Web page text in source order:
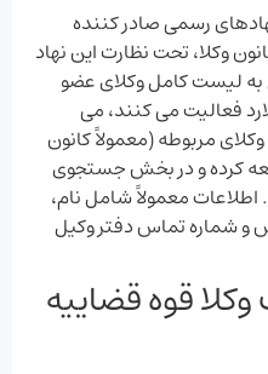
رسمی صادر کننده
وکلا، تحت نظارت این نهاد
لیست کامل وکلای عضو
فعالیت می‌ کنند، می‌
مربوطه (معمولاً کانون
کرده و در بخش جستجوی
اطلاعات معمولاً شامل نام،
و شماره تماس دفتر وکیل
قوه قضاییه